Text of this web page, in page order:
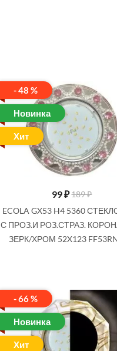
- 48 %
Новинка
Хит
99₽189 ₽
ECOLA GX53 H4 5360
С ПРОЗ.И РОЗ.СТРАЗ.
ЗЕРК/ХРОМ 52X123
- 66 %
Новинка
Хит